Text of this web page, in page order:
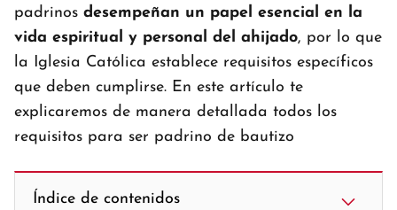
padrinos desempeñan un papel esencial en la
vida espiritual y personal del ahijado, por lo que
la Iglesia Católica establece requisitos específicos
que deben cumplirse. En este artículo te
explicaremos de manera detallada todos los
requisitos para ser padrino de bautizo
Índice de contenidos